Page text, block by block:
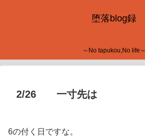
堕落blog録
～No tapukou,No life～
2/26 一寸先は
6の付く日ですな。